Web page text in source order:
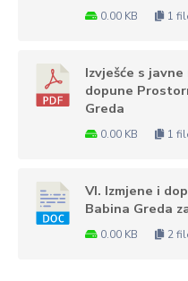
0.00 KB 1
Izvješće s
dopune
Greda
0.00 KB 1
VI. Izmjene i
Babina Greda
0.00 KB 2